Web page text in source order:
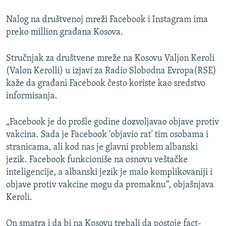
Nalog na društvenoj mreži Facebook i Instagram ima
preko million građana Kosova.
Stručnjak za društvene mreže na Kosovu Valjon Keroli
(Valon Kerolli) u izjavi za Radio Slobodna Evropa(RSE)
kaže da građani Facebook često koriste kao sredstvo
informisanja.
„Facebook je do prošle godine dozvoljavao objave protiv
vakcina. Sada je Facebook 'objavio rat' tim osobama i
stranicama, ali kod nas je glavni problem albanski
jezik. Facebook funkcioniše na osnovu veštačke
inteligencije, a albanski jezik je malo komplikovaniji i
objave protiv vakcine mogu da promaknu“, objašnjava
Keroli.
On smatra i da bi na Kosovu trebali da postoje fact-